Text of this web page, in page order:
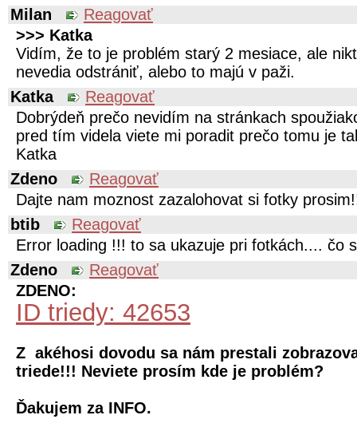
Milan
Reagovať
>>> Katka
Vidím, že to je problém starý 2 mesiace, ale
nevedia odstrániť, alebo to majú v paži.
Katka
Reagovať
Dobrýdeň prečo nevidím na stránkach
pred tím videla viete mi poradit prečo tomu je
Katka
Zdeno
Reagovať
Dajte nam moznost zazalohovat si fotky
btib
Reagovať
Error loading !!! to sa ukazuje pri fotkách.... čo
Zdeno
Reagovať
ZDENO:
ID triedy: 42653
Z akéhosi dovodu sa nám prestali
triede!!! Neviete prosím kde je problém?
Ďakujem za INFO.